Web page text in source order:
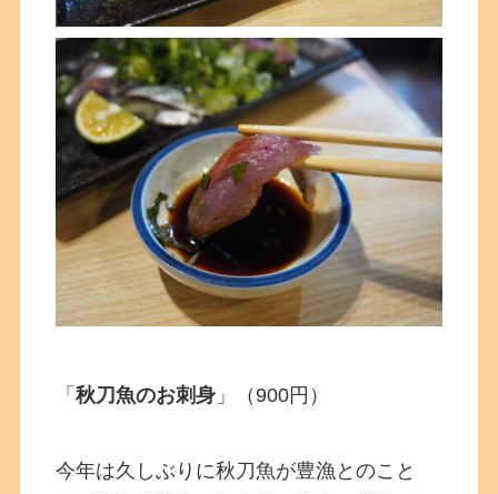
「秋刀魚のお刺身 」（900円）
今年は久しぶりに秋刀魚が豊漁とのこと